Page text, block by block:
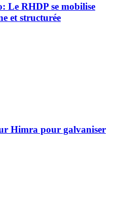
Le RHDP se mobilise
et structurée
Himra pour galvaniser